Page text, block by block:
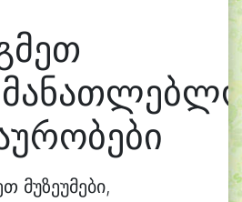
მუზეუმები,